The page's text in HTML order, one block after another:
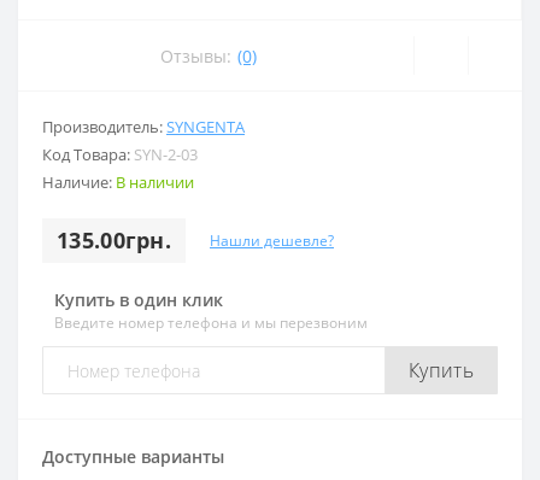
Отзывы: (0)
Производитель:SYNGENTA
Код Товара: SYN-2-03
Наличие: В наличии
135.00грн. Нашли дешевле?
Купить в один клик
Введите номер телефона и мы перезвоним
Купить
Доступные варианты